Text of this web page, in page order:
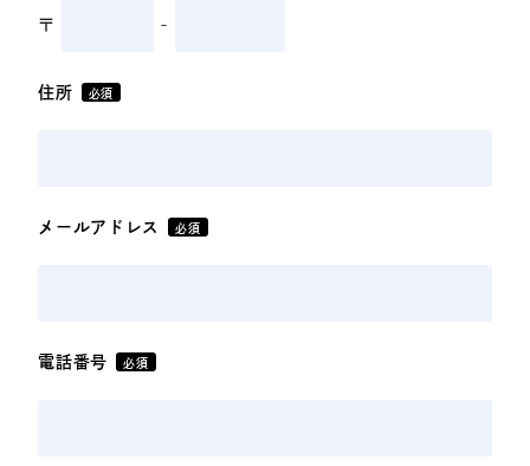
〒 -
住所 必須
メールアドレス 必須
電話番号 必須